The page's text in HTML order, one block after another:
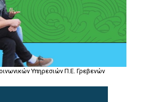
Υπηρεσιών Π.Ε. Γρεβενών